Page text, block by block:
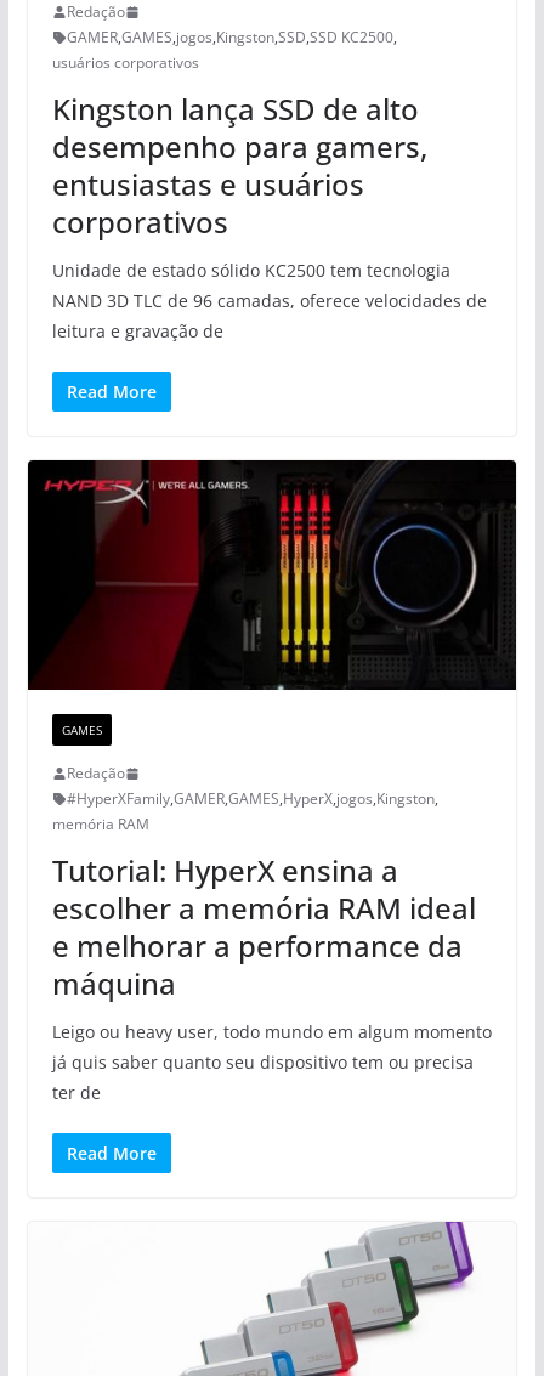
Redação
GAMER,GAMES,jogos,Kingston,SSD,SSD KC2500,
usuários corporativos
Kingston lança SSD de alto
desempenho para gamers,
entusiastas e usuários
corporativos
Unidade de estado sólido KC2500 tem tecnologia
NAND 3D TLC de 96 camadas, oferece velocidades de
leitura e gravação de
Read More
GAMES
Redação
#HyperXFamily,GAMER,GAMES,HyperX,jogos,Kingston,
memória RAM
Tutorial: HyperX ensina a
escolher a memória RAM ideal
e melhorar a performance da
máquina
Leigo ou heavy user, todo mundo em algum momento
já quis saber quanto seu dispositivo tem ou precisa
ter de
Read More